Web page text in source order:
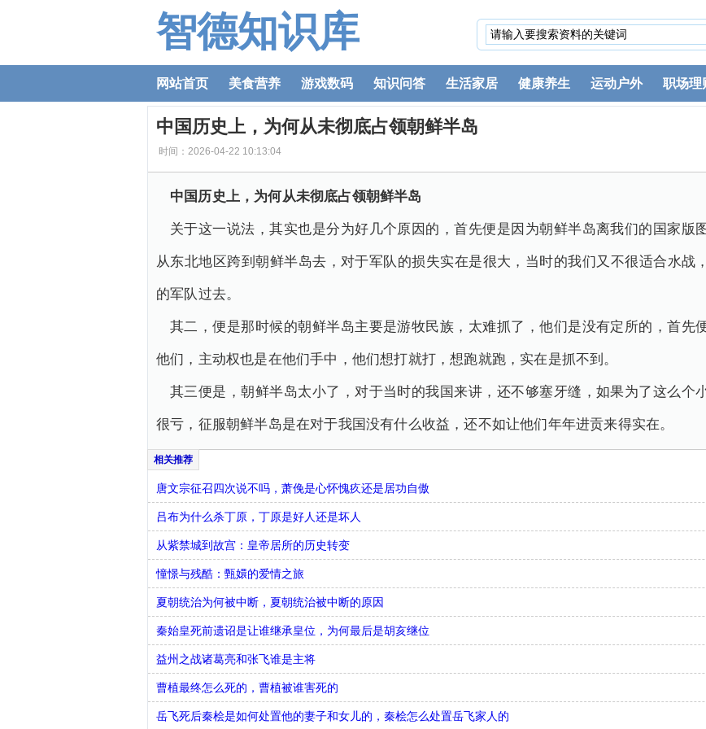
智德知识库
网站首页 美食营养 游戏数码 知识问答 生活家居 健康养生 运动户外 职场理
中国历史上，为何从未彻底占领朝鲜半岛
时间：2026-04-22 10:13:04
中国历史上，为何从未彻底占领朝鲜半岛
关于这一说法，其实也是分为好几个原因的，首先便是因为朝鲜半岛离我们的国家版
从东北地区跨到朝鲜半岛去，对于军队的损失实在是很大，当时的我们又不很适合水战
的军队过去。
其二，便是那时候的朝鲜半岛主要是游牧民族，太难抓了，他们是没有定所的，首先
他们，主动权也是在他们手中，他们想打就打，想跑就跑，实在是抓不到。
其三便是，朝鲜半岛太小了，对于当时的我国来讲，还不够塞牙缝，如果为了这么个
很亏，征服朝鲜半岛是在对于我国没有什么收益，还不如让他们年年进贡来得实在。
唐文宗征召四次说不吗，萧俛是心怀愧疚还是居功自傲
吕布为什么杀丁原，丁原是好人还是坏人
从紫禁城到故宫：皇帝居所的历史转变
憧憬与残酷：甄嬛的爱情之旅
夏朝统治为何被中断，夏朝统治被中断的原因
秦始皇死前遗诏是让谁继承皇位，为何最后是胡亥继位
益州之战诸葛亮和张飞谁是主将
曹植最终怎么死的，曹植被谁害死的
​岳飞死后秦桧是如何处置他的妻子和女儿的，秦桧怎么处置岳飞家人的